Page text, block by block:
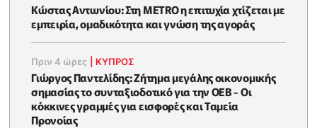
Κώστας Αντωνίου: Στη METRO η επιτυχία χτίζεται με
εμπειρία, ομαδικότητα και γνώση της αγοράς
Πριν 4 ώρες ΚΥΠΡΟΣ
Γιώργος Παντελίδης: Ζήτημα μεγάλης οικονομικής
σημασίας το συνταξιοδοτικό για την ΟΕΒ - Οι
κόκκινες γραμμές για εισφορές και Ταμεία
Προνοίας